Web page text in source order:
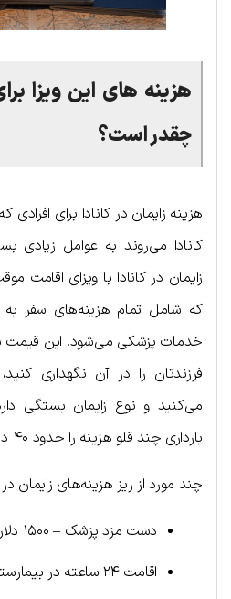
هزینه های این ویزا
چقدر است؟
کانادا می‌روند به عوامل زیادی
که شامل تمام هزینه‌های سفر به
خدمات پزشکی می‌شود. این قیمت
فرزندتان را در آن نگهداری
می‌کنید و نوع زایمان بستگی
بارداری چند قلو هزینه را حدود ۴۰ درصد افزایش می‌دهد.
چند مورد از ریز هزینه‌های زایمان در
دست مزد پزشک – ۱۵۰۰ دلار.
اقامت ۲۴ ساعته در بیمارستان – ۲۸۰۰ دلار;